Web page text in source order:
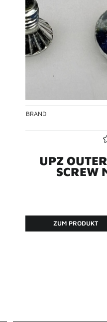
BRAND
UPZ
SCREW
ZUM PRODUKT